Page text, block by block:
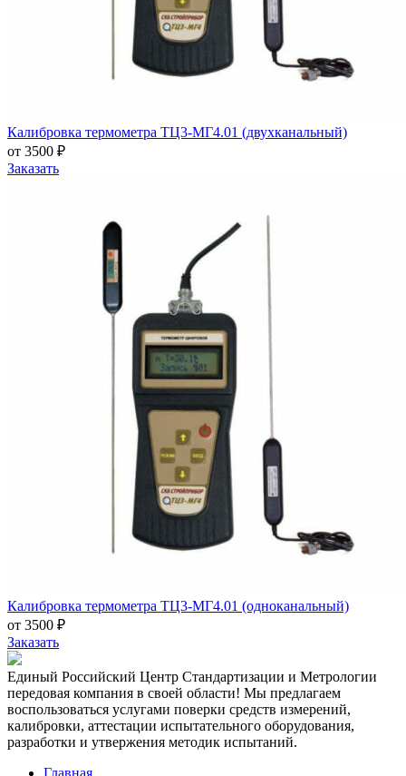
Калибровка термометра ТЦ3-МГ4.01 (двухканальный)
от 3500 ₽
Заказать
Калибровка термометра ТЦ3-МГ4.01 (одноканальный)
от 3500 ₽
Заказать
Единый Российский Центр Стандартизации и Метрологии
передовая компания в своей области! Мы предлагаем
воспользоваться услугами поверки средств измерений,
калибровки, аттестации испытательного оборудования,
разработки и утвержения методик испытаний.
Главная